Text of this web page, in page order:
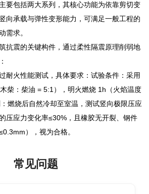
要包括两大系列，其核心功能为依靠剪切变
向承载与弹性变形能力，可满足一般工程的
需求。
抗震的关键构件，通过柔性隔震原理削弱地
耐火性能测试，具体要求：试验条件：采用
柴：柴油 = 5:1），明火燃烧 1h（火焰温度
燃烧后自然冷却至室温，测试竖向极限压应
压应力变化率≤30%，且橡胶无开裂、钢件
），视为合格。
常见问题